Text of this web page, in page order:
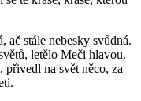
ač stále nebesky svůdná.
letělo Meči hlavou.
na svět něco, za